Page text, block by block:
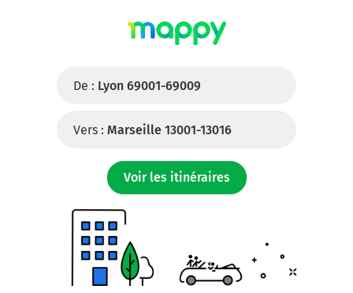
De : Lyon 69001-69009
Vers : Marseille 13001-13016
Voir les itinéraires